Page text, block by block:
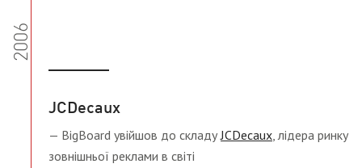
2006
JCDecaux
— BigBoard увійшов до складуJCDecaux, лідера ринку
зовнішньої реклами в світі